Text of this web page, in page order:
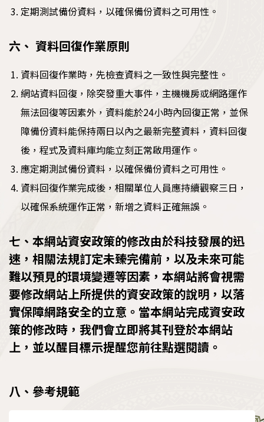
定期測試備份資料，以確保備份資料之可用性。
六、 資料回復作業原則
資料回復作業時，先檢查資料之一致性與完整性。
網站資料回復，除突發重大事件，主機機房或網路運作
無法回復等因素外，資料能於24小時內回復正常，並保
障備份資料能保持兩日以內之最新完整資料，資料回復
後，程式及資料庫均能立刻正常啟用運作。
應定期測試備份資料，以確保備份資料之可用性。
資料回復作業完成後，相關單位人員應持續觀察三日，
以確保系統運作正常，新增之資料正確無誤。
七、本網站資安政策的修改由於科技發展的迅
速，相關法規訂定未臻完備前，以及未來可能
難以預見的環境變遷等因素，本網站將會視需
要修改網站上所提供的資安政策的說明，以落
實保障網路安全的立意。當本網站完成資安政
策的修改時，我們會立即將其刊登於本網站
上，並以醒目標示提醒您前往點選閱讀。
八、參考規範